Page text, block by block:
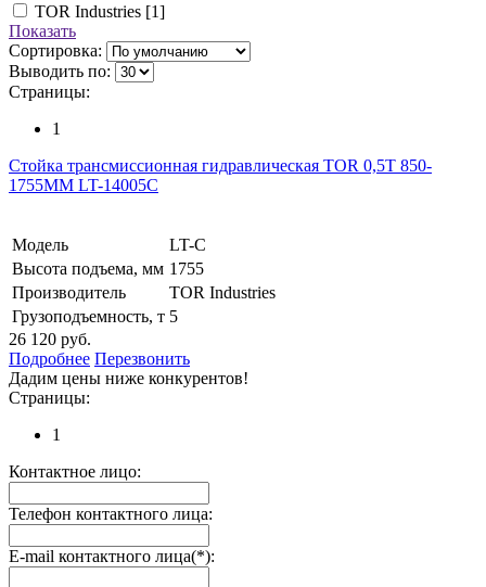
TOR Industries [1]
Показать
Сортировка:
Выводить по:
Страницы:
1
Стойка трансмиссионная гидравлическая TOR 0,5T 850-
1755MM LT-14005C
Модель
LT-C
Высота подъема, мм 1755
Производитель
TOR Industries
Грузоподъемность, т 5
26 120 руб.
Подробнее Перезвонить
Дадим цены ниже конкурентов!
Страницы:
1
Контактное лицо:
Телефон контактного лица:
E-mail контактного лица(*):